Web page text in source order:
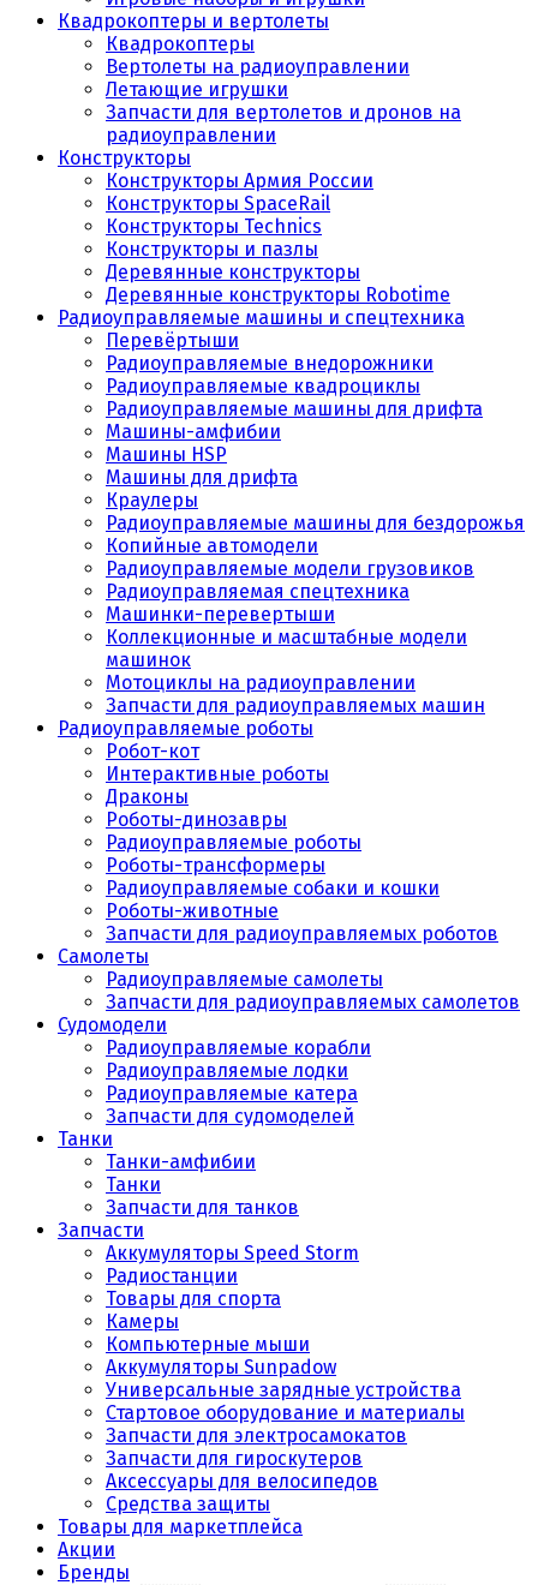
Квадрокоптеры и вертолеты
Квадрокоптеры
Вертолеты на радиоуправлении
Летающие игрушки
Запчасти для вертолетов и дронов на
радиоуправлении
Конструкторы
Конструкторы Армия России
Конструкторы SpaceRail
Конструкторы Technics
Конструкторы и пазлы
Деревянные конструкторы
Деревянные конструкторы Robotime
Радиоуправляемые машины и спецтехника
Перевёртыши
Радиоуправляемые внедорожники
Радиоуправляемые квадроциклы
Радиоуправляемые машины для дрифта
Машины-амфибии
Машины HSP
Машины для дрифта
Краулеры
Радиоуправляемые машины для бездорожья
Копийные автомодели
Радиоуправляемые модели грузовиков
Радиоуправляемая спецтехника
Машинки-перевертыши
Коллекционные и масштабные модели
машинок
Мотоциклы на радиоуправлении
Запчасти для радиоуправляемых машин
Радиоуправляемые роботы
Робот-кот
Интерактивные роботы
Драконы
Роботы-динозавры
Радиоуправляемые роботы
Роботы-трансформеры
Радиоуправляемые собаки и кошки
Роботы-животные
Запчасти для радиоуправляемых роботов
Самолеты
Радиоуправляемые самолеты
Запчасти для радиоуправляемых самолетов
Судомодели
Радиоуправляемые корабли
Радиоуправляемые лодки
Радиоуправляемые катера
Запчасти для судомоделей
Танки
Танки-амфибии
Танки
Запчасти для танков
Запчасти
Аккумуляторы Speed Storm
Радиостанции
Товары для спорта
Камеры
Компьютерные мыши
Аккумуляторы Sunpadow
Универсальные зарядные устройства
Стартовое оборудование и материалы
Запчасти для электросамокатов
Запчасти для гироскутеров
Аксессуары для велосипедов
Средства защиты
Товары для маркетплейса
Акции
Бренды